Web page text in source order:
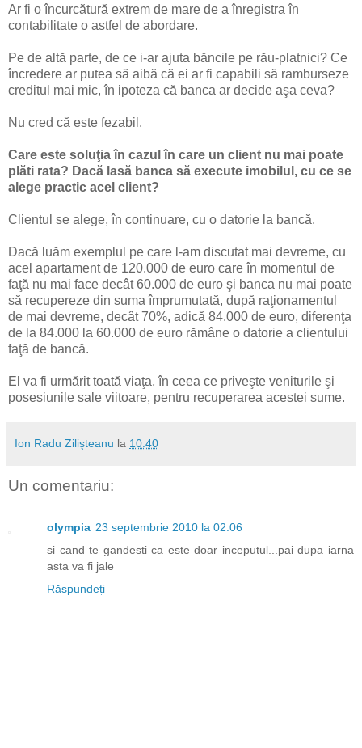
Ar fi o încurcătură extrem de mare de a înregistra în
contabilitate o astfel de abordare.
Pe de altă parte, de ce i-ar ajuta băncile pe rău-platnici? Ce
încredere ar putea să aibă că ei ar fi capabili să ramburseze
creditul mai mic, în ipoteza că banca ar decide aşa ceva?
Nu cred că este fezabil.
Care este soluţia în cazul în care un client nu mai poate
plăti rata? Dacă lasă banca să execute imobilul, cu ce se
alege practic acel client?
Clientul se alege, în continuare, cu o datorie la bancă.
Dacă luăm exemplul pe care l-am discutat mai devreme, cu
acel apartament de 120.000 de euro care în momentul de
faţă nu mai face decât 60.000 de euro şi banca nu mai poate
să recupereze din suma împrumutată, după raţionamentul
de mai devreme, decât 70%, adică 84.000 de euro, diferenţa
de la 84.000 la 60.000 de euro rămâne o datorie a clientului
faţă de bancă.
El va fi urmărit toată viaţa, în ceea ce priveşte veniturile şi
posesiunile sale viitoare, pentru recuperarea acestei sume.
Ion Radu Zilişteanu la 10:40
Un comentariu:
olympia 23 septembrie 2010 la 02:06
si cand te gandesti ca este doar inceputul...pai dupa iarna
asta va fi jale
Răspundeți